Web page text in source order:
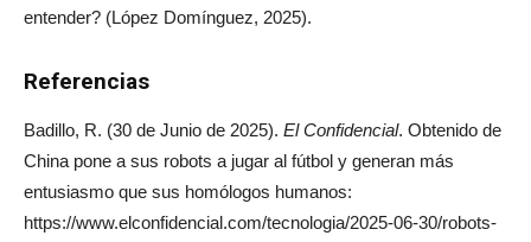
entender? (López Domínguez, 2025).
Referencias
Badillo, R. (30 de Junio de 2025). El Confidencial. Obtenido de
China pone a sus robots a jugar al fútbol y generan más
entusiasmo que sus homólogos humanos:
https://www.elconfidencial.com/tecnologia/2025-06-30/robots-